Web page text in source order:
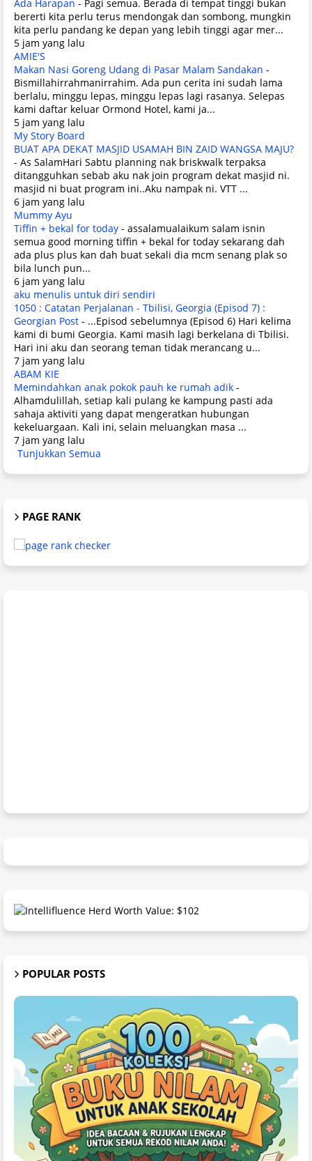
Ada Harapan - Pagi semua. Berada di tempat tinggi bukan
bererti kita perlu terus mendongak dan sombong, mungkin
kita perlu pandang ke depan yang lebih tinggi agar mer...
5 jam yang lalu
AMIE'S
Makan Nasi Goreng Udang di Pasar Malam Sandakan -
Bismillahirrahmanirrahim. Ada pun cerita ini sudah lama
berlalu, minggu lepas, minggu lepas lagi rasanya. Selepas
kami daftar keluar Ormond Hotel, kami ja...
5 jam yang lalu
My Story Board
BUAT APA DEKAT MASJID USAMAH BIN ZAID WANGSA MAJU?
- As SalamHari Sabtu planning nak briskwalk terpaksa
ditangguhkan sebab aku nak join program dekat masjid ni.
masjid ni buat program ini..Aku nampak ni. VTT ...
6 jam yang lalu
Mummy Ayu
Tiffin + bekal for today - assalamualaikum salam isnin
semua good morning tiffin + bekal for today sekarang dah
ada plus plus kan dah buat sekali dia mcm senang plak so
bila lunch pun...
6 jam yang lalu
aku menulis untuk diri sendiri
1050 : Catatan Perjalanan - Tbilisi, Georgia (Episod 7) :
Georgian Post - ...Episod sebelumnya (Episod 6) Hari kelima
kami di bumi Georgia. Kami masih lagi berkelana di Tbilisi.
Hari ini aku dan seorang teman tidak merancang u...
7 jam yang lalu
ABAM KIE
Memindahkan anak pokok pauh ke rumah adik -
Alhamdulillah, setiap kali pulang ke kampung pasti ada
sahaja aktiviti yang dapat mengeratkan hubungan
kekeluargaan. Kali ini, selain meluangkan masa ...
7 jam yang lalu
Tunjukkan Semua
PAGE RANK
POPULAR POSTS